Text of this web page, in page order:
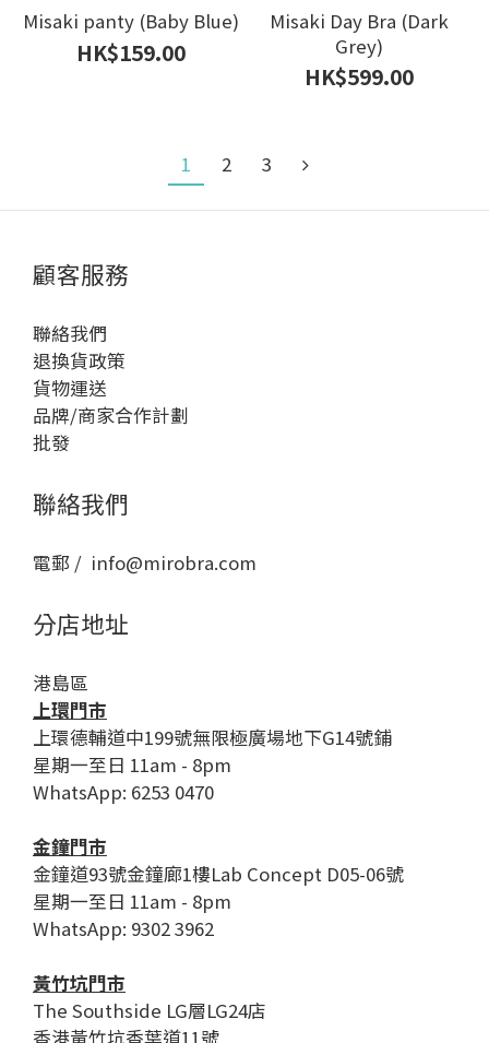
Misaki panty (Baby Blue)
HK$159.00
Misaki Day Bra (Dark
Grey)
HK$599.00
1 2 3
顧客服務
聯絡我們
退換貨政策
貨物運送
品牌/商家合作計劃
批發
聯絡我們
電郵 / info@mirobra.com
分店地址
港島區
上環門市
上環德輔道中199號無限極廣場地下G14號鋪
星期一至日 11am - 8pm
WhatsApp: 6253 0470
金鐘門市
金鐘道93號金鐘廊1樓Lab Concept D05-06號
星期一至日 11am - 8pm
WhatsApp: 9302 3962
黃竹坑門市
The Southside LG層LG24店
香港黃竹坑香葉道11號